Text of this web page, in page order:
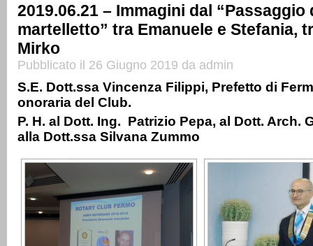
2019.06.21 – Immagini dal “Passaggio
martelletto” tra Emanuele e Stefania,
Mirko
Pubblicato il 26 Giugno 2019 da admin
S.E. Dott.ssa Vincenza Filippi, Prefetto di
onoraria del Club.
P. H. al Dott. Ing. Patrizio Pepa, al Dott. Arch.
alla Dott.ssa Silvana Zummo